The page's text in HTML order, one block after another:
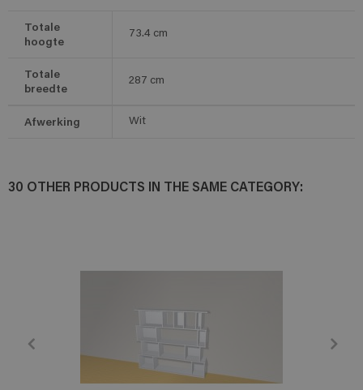
Totale
hoogte
73.4 cm
Totale
breedte
287 cm
Afwerking Wit
30 OTHER PRODUCTS IN THE SAME CATEGORY: